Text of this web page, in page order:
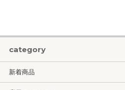
category
新着商品